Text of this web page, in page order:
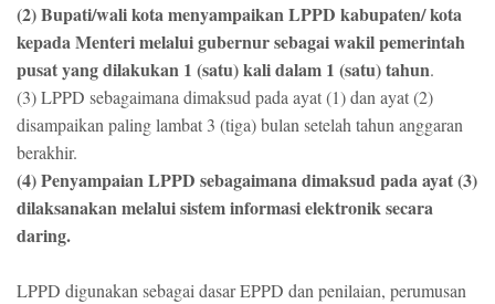
(2) Bupati/wali kota menyampaikan LPPD kabupaten/ kota
kepada Menteri melalui gubernur sebagai wakil pemerintah
pusat yang dilakukan 1 (satu) kali dalam 1 (satu) tahun.
(3) LPPD sebagaimana dimaksud pada ayat (1) dan ayat (2)
disampaikan paling lambat 3 (tiga) bulan setelah tahun anggaran
berakhir.
(4) Penyampaian LPPD sebagaimana dimaksud pada ayat (3)
dilaksanakan melalui sistem informasi elektronik secara
daring.
LPPD digunakan sebagai dasar EPPD dan penilaian, perumusan